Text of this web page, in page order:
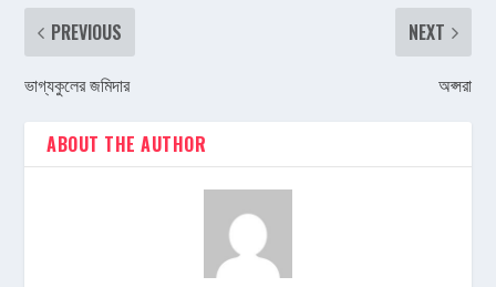
PREVIOUS
ভাগ্যকুলের জমিদার
NEXT
অপ্সরা
ABOUT THE AUTHOR